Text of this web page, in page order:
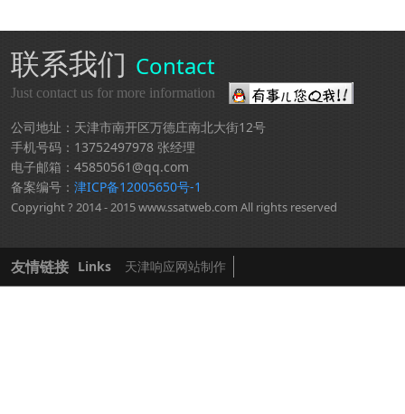
联系我们 Contact
Just contact us for more information
公司地址：天津市南开区万德庄南北大街12号
手机号码：13752497978 张经理
电子邮箱：45850561@qq.com
备案编号： 津ICP备12005650号-1
Copyright ? 2014 - 2015 www.ssatweb.com All rights reserved
友情链接 Links 天津响应网站制作